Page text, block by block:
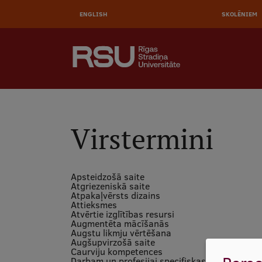
ENGLISH SKOLĒNIEM
Virstermini
Apsteidzošā saite
Atgriezeniskā saite
Atpakaļvērsts dizains
Attieksmes
Atvērtie izglītības resursi
Augmentēta mācīšanās
Augstu likmju vērtēšana
Augšupvirzošā saite
Caurviju kompetences